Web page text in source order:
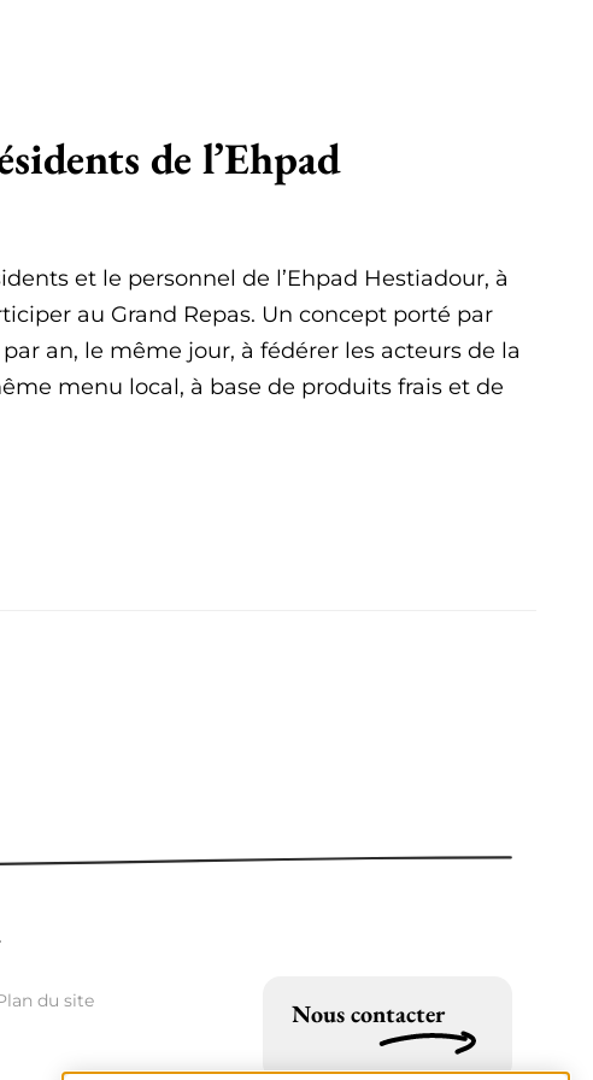
de l’Ehpad
et le personnel de l’Ehpad Hestiadour, à
au Grand Repas. Un concept porté par
an, le même jour, à fédérer les acteurs de la
menu local, à base de produits frais et de
du site
Nous contacter